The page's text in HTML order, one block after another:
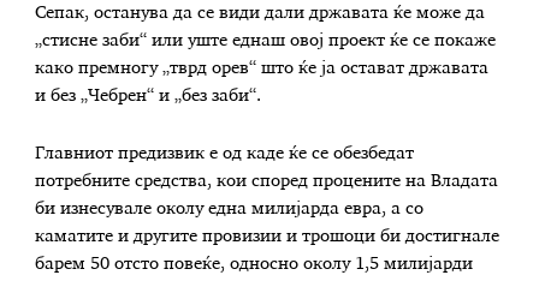
Сепак, останува да се види дали државата ќе може да
„стисне заби“ или уште еднаш овој проект ќе се покаже
како премногу „тврд орев“ што ќе ја остават државата
и без „Чебрен“ и „без заби“.
Главниот предизвик е од каде ќе се обезбедат
потребните средства, кои според процените на Владата
би изнесувале околу една милијарда евра, а со
каматите и другите провизии и трошоци би достигнале
барем 50 отсто повеќе, односно околу 1,5 милијарди